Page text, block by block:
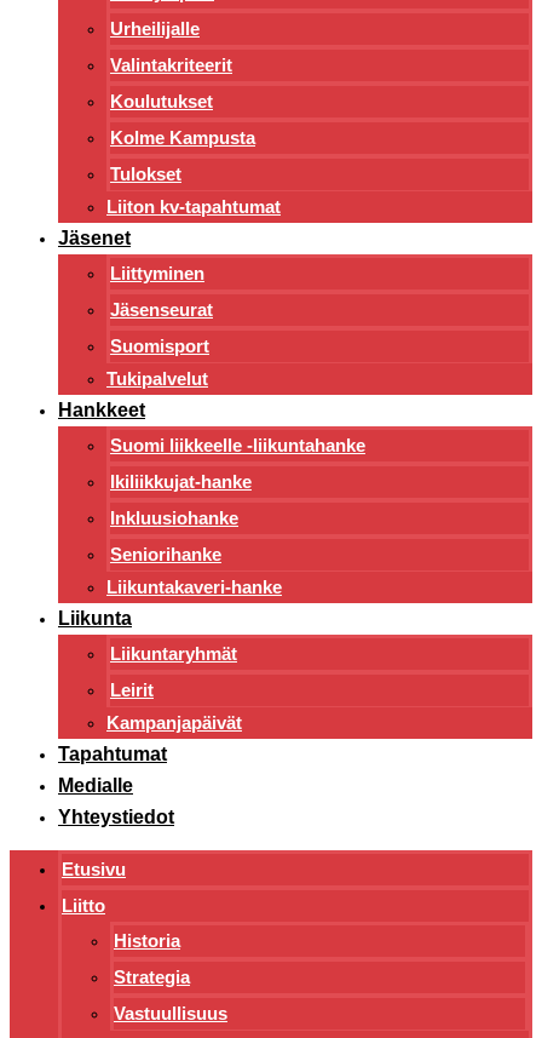
Urheilijalle
Valintakriteerit
Koulutukset
Kolme Kampusta
Tulokset
Liiton kv-tapahtumat
Jäsenet
Liittyminen
Jäsenseurat
Suomisport
Tukipalvelut
Hankkeet
Suomi liikkeelle -liikuntahanke
Ikiliikkujat-hanke
Inkluusiohanke
Seniorihanke
Liikuntakaveri-hanke
Liikunta
Liikuntaryhmät
Leirit
Kampanjapäivät
Tapahtumat
Medialle
Yhteystiedot
Etusivu
Liitto
Historia
Strategia
Vastuullisuus